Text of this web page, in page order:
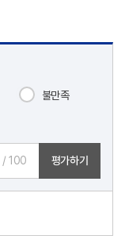
불만족
/ 100 평가하기